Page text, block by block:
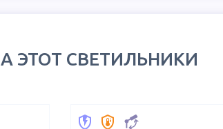
ЭТОТ СВЕТИЛЬНИКИ